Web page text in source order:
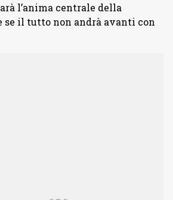
l’anima centrale della
se il tutto non andrà avanti con